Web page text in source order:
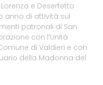
e Desertetto
anno di attività sul
patronali di San
con l’Unità
di Valdieri e con
della Madonna del